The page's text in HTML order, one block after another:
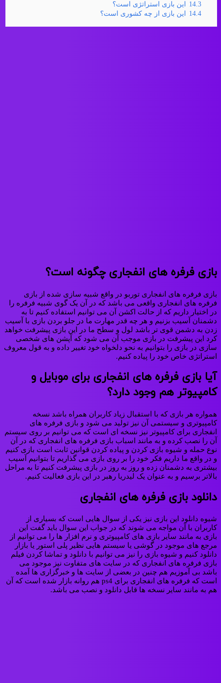
14.3
این بازی استراتژی است؟
14.4
این بازی از چه کشوری است؟
بازی فرفره های انفجاری چگونه است؟
بازی فرفره های انفجاری توربو در واقع شبیه سازی شده از بازی
فرفره های انفجاری واقعی می باشد که در آن یک گوی شبیه فرفره را
در اختیار داریم که از حالت اکشن آن می‌ توانیم استفاده کنیم تا به
دشمنان آسیب بزنیم و هر چه قدر مهارت ما در جلو بردن بازی با آسیب
زدن به دشمن قوی تر باشد لول و سطح ما در این بازی پیشرفت خواهد
کرد این پیشرفت در بازی موجب آن می‌ شود که آپشن های شخصی
سازی در بازی را بتوانیم به نحو دلخواه خود تغییر داده و به قول معروف
استراتژی خاص خود را پیاده کنیم.
آیا بازی فرفره های انفجاری برای موبایل و
کامپیوتر هم وجود دارد؟
همواره هر بازی که با استقبال زیاد کاربران همراه باشد نسخه
کامپیوتری و سیستمی آن نیز تولید می شود و بازی فرفره های
انفجاری برای کامپیوتر نیز نسخه ای است که می توانیم بر روی سیستم
آن را نصب کرده و به مانند اسباب بازی فرفره های انفجاری که در آن
نوع حمله و شیوه بازی کردن و پیاده کردن قوانین ثابت است بازی کنیم
و در واقع ما داریم فکر خود را بر روی بازی می گذاریم تا بتوانیم آسیب
بیشتری به دشمنان زده و روز به روز در بازی پیشرفت کنیم تا به مراحل
بالاتر برسیم و به عنوان یک لیدریا رهبر در این بازی فعالیت کنیم.
دانلود بازی فرفره های انفجاری
شیوه دانلود این بازی نیز یکی از سوال هایی است که بسیاری از
کاربران با آن مواجه می شوند که در جواب این سوال باید گفت این
بازی به مانند سایر بازی های کامپیوتری و نرم افزار ها را می توانیم از
مرجع های موجود در گوشی یا سیستم هایی نظیر پلی استور یا بازار
دانلود کنیم و شیوه بازی را نیز می توانیم با دانلود و تماشا کردن فیلم
بازی فرفره های انفجاری که در سایت های متفاوت نیز موجود می
باشد بی آموزیم هم چنین در بعضی از سایت ها و خبرگزاری ها آمده
است که فرفره های انفجاری برای ps4 هم روانه بازار شده است که آن
هم به مانند سایر نسخه ها قابل دانلود و نصب می باشد.